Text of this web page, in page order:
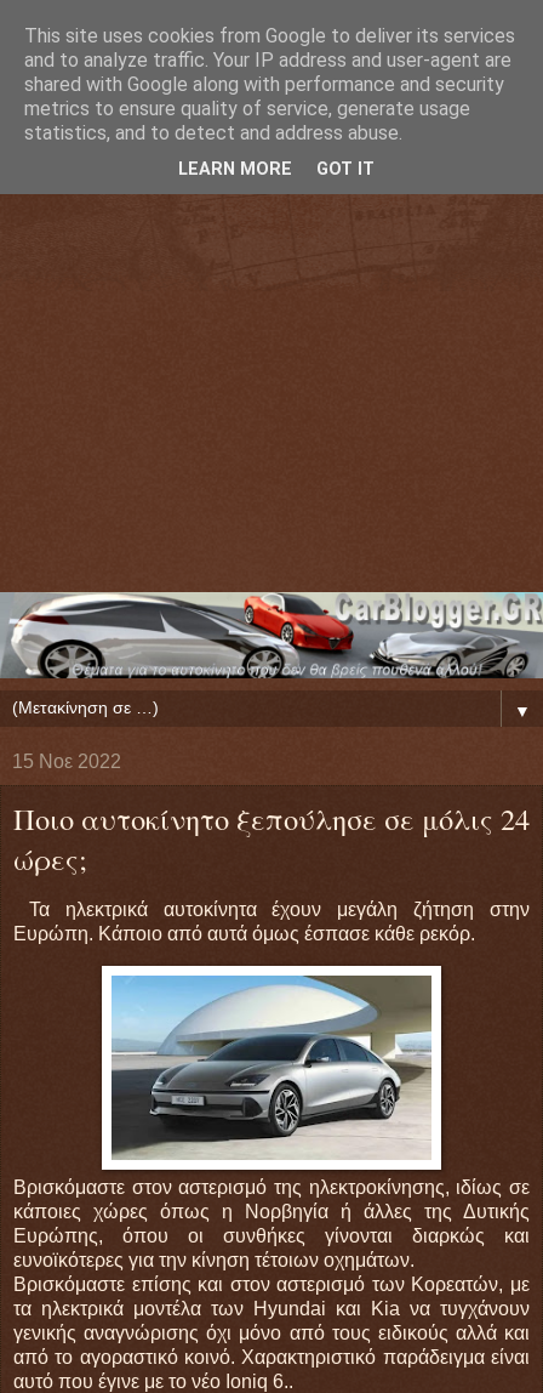
▼
15 Νοε 2022
Ποιο αυτοκίνητο ξεπούλησε σε μόλις 24
ώρες;
Τα ηλεκτρικά αυτοκίνητα έχουν μεγάλη ζήτηση στην
Ευρώπη. Κάποιο από αυτά όμως έσπασε κάθε ρεκόρ.
Βρισκόμαστε στον αστερισμό της ηλεκτροκίνησης, ιδίως σε
κάποιες χώρες όπως η Νορβηγία ή άλλες της Δυτικής
Ευρώπης, όπου οι συνθήκες γίνονται διαρκώς και
ευνοϊκότερες για την κίνηση τέτοιων οχημάτων.
Βρισκόμαστε επίσης και στον αστερισμό των Κορεατών, με
τα ηλεκτρικά μοντέλα των Hyundai και Kia να τυγχάνουν
γενικής αναγνώρισης όχι μόνο από τους ειδικούς αλλά και
από το αγοραστικό κοινό. Χαρακτηριστικό παράδειγμα είναι
αυτό που έγινε με το νέο Ioniq 6..
This site uses cookies from Google to deliver its services
and to analyze traffic. Your IP address and user-agent are
shared with Google along with performance and security
metrics to ensure quality of service, generate usage
statistics, and to detect and address abuse.
LEARN MORE GOT IT